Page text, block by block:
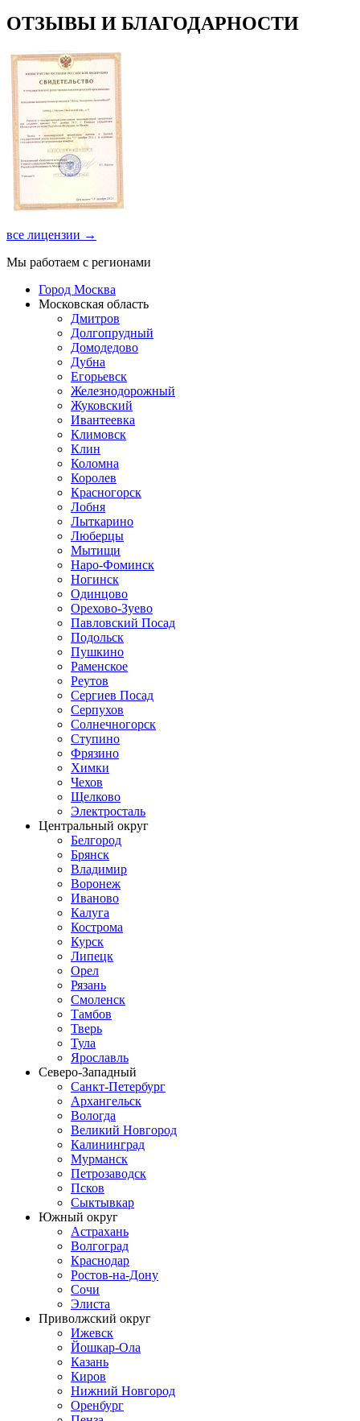
ОТЗЫВЫ И БЛАГОДАРНОСТИ
все лицензии →
Мы работаем с регионами
Город Москва
Московская область
Дмитров
Долгопрудный
Домодедово
Дубна
Егорьевск
Железнодорожный
Жуковский
Ивантеевка
Климовск
Клин
Коломна
Королев
Красногорск
Лобня
Лыткарино
Люберцы
Мытищи
Наро-Фоминск
Ногинск
Одинцово
Орехово-Зуево
Павловский Посад
Подольск
Пушкино
Раменское
Реутов
Сергиев Посад
Серпухов
Солнечногорск
Ступино
Фрязино
Химки
Чехов
Щелково
Электросталь
Центральный округ
Белгород
Брянск
Владимир
Воронеж
Иваново
Калуга
Кострома
Курск
Липецк
Орел
Рязань
Смоленск
Тамбов
Тверь
Тула
Ярославль
Северо-Западный
Санкт-Петербург
Архангельск
Вологда
Великий Новгород
Калининград
Мурманск
Петрозаводск
Псков
Сыктывкар
Южный округ
Астрахань
Волгоград
Краснодар
Ростов-на-Дону
Сочи
Элиста
Приволжский округ
Ижевск
Йошкар-Ола
Казань
Киров
Нижний Новгород
Оренбург